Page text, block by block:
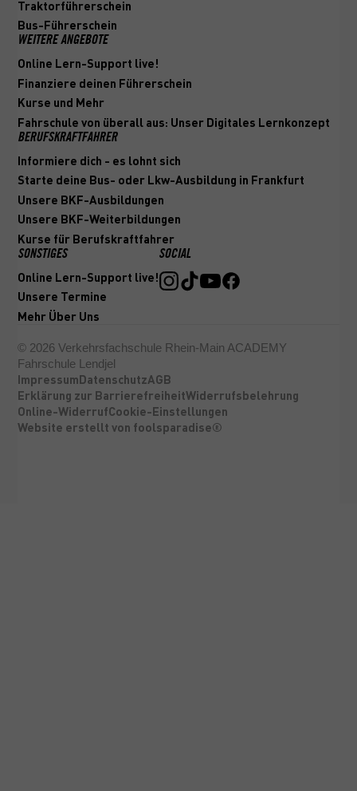
Traktorführerschein
Bus-Führerschein
WEITERE ANGEBOTE
Online Lern-Support live!
Finanziere deinen Führerschein
Kurse und Mehr
Fahrschule von überall aus: Unser Digitales Lernkonzept
BERUFSKRAFTFAHRER
Informiere dich - es lohnt sich
Starte deine Bus- oder Lkw-Ausbildung in Frankfurt
Unsere BKF-Ausbildungen
Unsere BKF-Weiterbildungen
Kurse für Berufskraftfahrer
SONSTIGES
Online Lern-Support live!
Unsere Termine
Mehr Über Uns
SOCIAL
© 2026 Verkehrsfachschule Rhein-Main ACADEMY
Fahrschule Lendjel
ImpressumDatenschutzAGB
Erklärung zur BarrierefreiheitWiderrufsbelehrung
Online-WiderrufCookie-Einstellungen
Website erstellt von foolsparadise®